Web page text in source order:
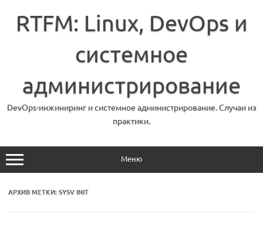
содержимому
RTFM: Linux, DevOps и
системное
администрирование
DevOps-инжиниринг и системное администрирование. Случаи из
практики.
Меню
АРХИВ МЕТКИ:SYSV INIT